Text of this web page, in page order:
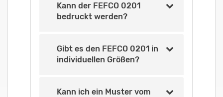
Kann der FEFCO 0201
bedruckt werden?
Gibt es den FEFCO 0201 in
individuellen Größen?
Kann ich ein Muster vom